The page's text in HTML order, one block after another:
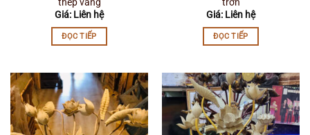
Giá: Liên hệ
ĐỌC TIẾP
Giá: Liên hệ
ĐỌC TIẾP